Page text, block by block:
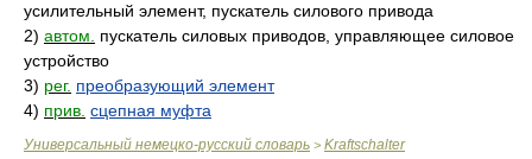
усилительный элемент, пускатель силового привода
2) автом.
пускатель силовых приводов, управляющее силовое
устройство
3) рег. преобразующий элемент
4) прив. сцепная муфта
Универсальный немецко-русский словарь > Kraftschalter